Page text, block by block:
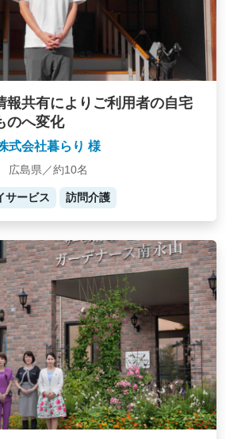
報共有によりご利用者の自宅
のへ変化
式会社暮らり 様
広島県／約10名
サービス 訪問介護